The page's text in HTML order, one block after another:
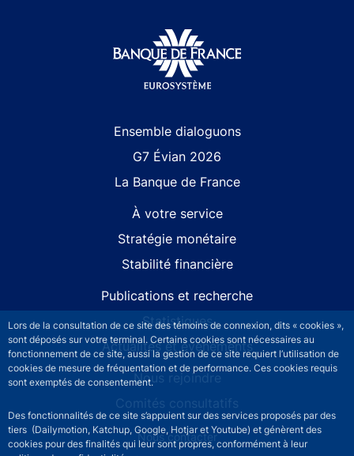
Lors de la consultation de ce site des témoins de connexion, dits « cookies »,
sont déposés sur votre terminal. Certains cookies sont nécessaires au
fonctionnement de ce site, aussi la gestion de ce site requiert l’utilisation de
cookies de mesure de fréquentation et de performance. Ces cookies requis
sont exemptés de consentement.
Des fonctionnalités de ce site s’appuient sur des services proposés par des
tiers (Dailymotion, Katchup, Google, Hotjar et Youtube) et génèrent des
cookies pour des finalités qui leur sont propres, conformément à leur
Ensemble dialoguons
G7 Évian 2026
La Banque de France
À votre service
Stratégie monétaire
Stabilité financière
Publications et recherche
Statistiques
Actualités et événements
Nous rejoindre
Comités consultatifs
Footer secondary menuNous contacter